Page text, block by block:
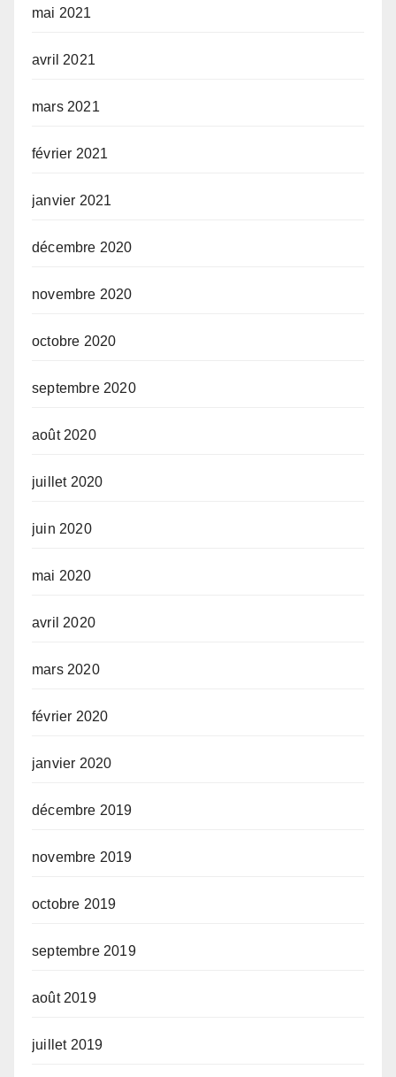
mai 2021
avril 2021
mars 2021
février 2021
janvier 2021
décembre 2020
novembre 2020
octobre 2020
septembre 2020
août 2020
juillet 2020
juin 2020
mai 2020
avril 2020
mars 2020
février 2020
janvier 2020
décembre 2019
novembre 2019
octobre 2019
septembre 2019
août 2019
juillet 2019